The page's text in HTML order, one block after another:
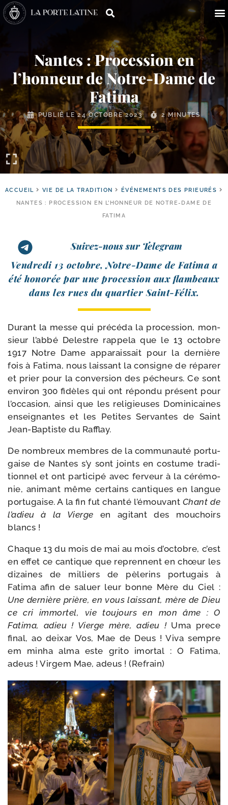
Nantes : Procession en
l’honneur de Notre-​Dame de
Fatima
PUBLIÉ LE24 OCTOBRE 2023 2 MINUTES
ACCUEIL VIE DE LA TRADITION
ÉVÉNEMENTS DES PRIEURÉS
NANTES : PROCESSION EN L’HONNEUR DE NOTRE-DAME DE
FATIMA
Suivez-nous sur Telegram
Vendredi 13 octobre, Notre-​Dame de Fatima a
été hono­rée par une pro­ces­sion aux flam­beaux
dans les rues du quar­tier Saint-Félix.
Durant la messe qui pré­cé­da la pro­ces­sion, mon­
sieur l’abbé Delestre rap­pe­la que le 13 octobre
1917 Notre Dame appa­rais­sait pour la der­nière
fois à Fatima, nous lais­sant la consigne de répa­rer
et prier pour la conver­sion des pécheurs. Ce sont
envi­ron 300 fidèles qui ont répon­du pré­sent pour
l’occasion, ain­si que les reli­gieuses Dominicaines
ensei­gnantes et les Petites Servantes de Saint
Jean-​Baptiste du Rafflay.
De nom­breux membres de la com­mu­nau­té por­tu­
gaise de Nantes s’y sont joints en cos­tume tra­di­
tion­nel et ont par­ti­ci­pé avec fer­veur à la céré­mo­
nie, ani­mant même cer­tains can­tiques en langue
por­tu­gaise. A la fin fut chan­té l’é­mou­vant Chant de
l’adieu à la Vierge en agi­tant des mou­choirs
blancs !
Chaque 13 du mois de mai au mois d’octobre, c’est
en effet ce can­tique que reprennent en chœur les
dizaines de mil­liers de pèle­rins por­tu­gais à
Fatima afin de saluer leur bonne Mère du Ciel :
Une der­nière prière, en vous lais­sant, mère de Dieu
ce cri immor­tel, vie tou­jours en mon âme : O
Fatima, adieu ! Vierge mère, adieu ! Uma prece
final, ao deixar Vos, Mae de Deus ! Viva sempre
em min­ha alma este gri­to imor­tal : O Fatima,
adeus ! Virgem Mae, adeus ! (Refrain)